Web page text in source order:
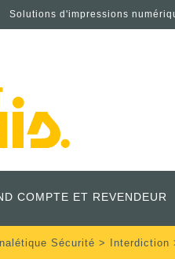
Solutions d'impressions
COMPTE ET REVENDEUR
Sécurité > Interdiction